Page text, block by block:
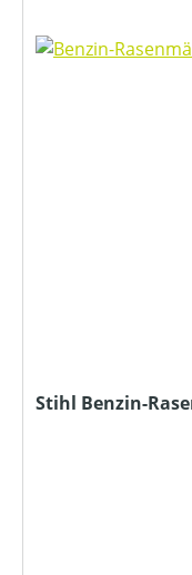
Stihl Benzin-